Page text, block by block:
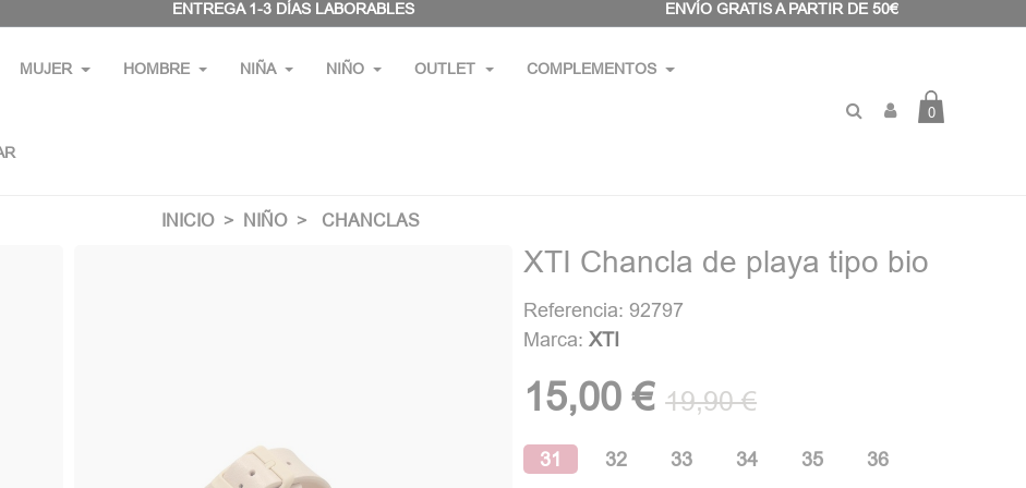
ENTREGA 1-3 DÍAS LABORABLES ENVÍO GRATIS A PARTIR DE 50€
MUJER HOMBRE NIÑA NIÑO OUTLET COMPLEMENTOS
0
INICIO NIÑO CHANCLAS
XTI Chancla de playa tipo bio
Referencia: 92797
Marca:XTI
15,00 € 19,90 €
31 32 33 34 35
36